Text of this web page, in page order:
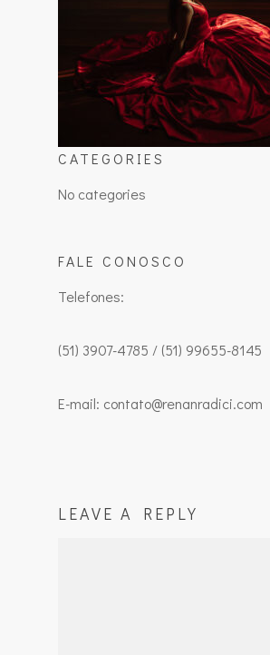
CATEGORIES
No categories
FALE CONOSCO
Telefones:
(51) 3907-4785 / (51) 99655-8145
E-mail: contato@renanradici.com
LEAVE A REPLY